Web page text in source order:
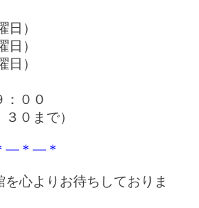
日）
日）
日）
：００
３０まで）
―＊―＊
を心よりお待ちしておりま